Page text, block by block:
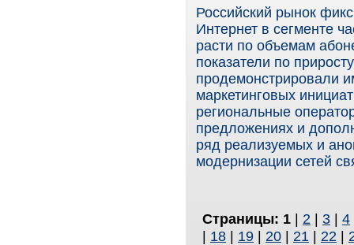
Российский рынок
Интернет в сегменте
расти по объемам
показатели по
продемонстрировали
маркетинговых
региональные
предложениях и
ряд реализуемых и
модернизации сетей
Страницы: 1 | 2 | 3 | 4
| 18 | 19 | 20 | 21 | 22 |